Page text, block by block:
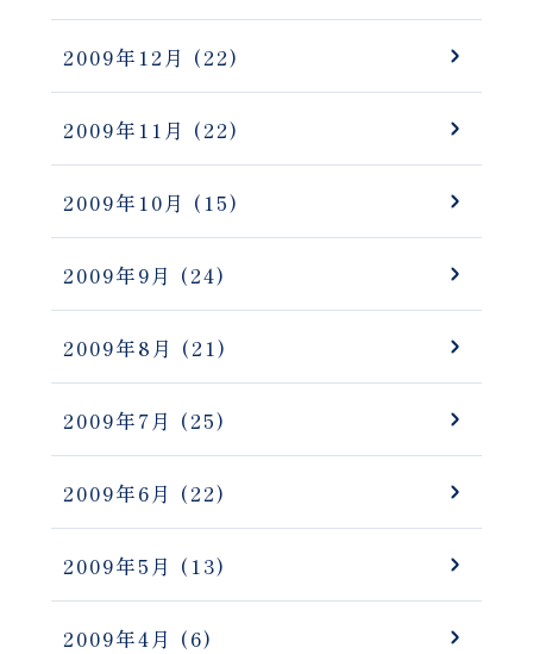
2009年12月 (22)
2009年11月 (22)
2009年10月 (15)
2009年9月 (24)
2009年8月 (21)
2009年7月 (25)
2009年6月 (22)
2009年5月 (13)
2009年4月 (6)